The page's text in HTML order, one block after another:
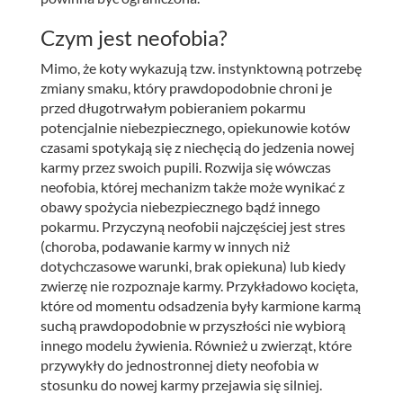
Czym jest neofobia?
Mimo, że koty wykazują tzw. instynktowną potrzebę
zmiany smaku, który prawdopodobnie chroni je
przed długotrwałym pobieraniem pokarmu
potencjalnie niebezpiecznego, opiekunowie kotów
czasami spotykają się z niechęcią do jedzenia nowej
karmy przez swoich pupili. Rozwija się wówczas
neofobia, której mechanizm także może wynikać z
obawy spożycia niebezpiecznego bądź innego
pokarmu. Przyczyną neofobii najczęściej jest stres
(choroba, podawanie karmy w innych niż
dotychczasowe warunki, brak opiekuna) lub kiedy
zwierzę nie rozpoznaje karmy. Przykładowo kocięta,
które od momentu odsadzenia były karmione karmą
suchą prawdopodobnie w przyszłości nie wybiorą
innego modelu żywienia. Również u zwierząt, które
przywykły do jednostronnej diety neofobia w
stosunku do nowej karmy przejawia się silniej.